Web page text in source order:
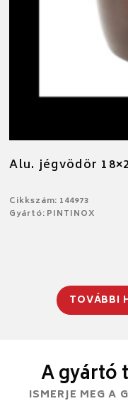
Alu. jégvödör
Cikkszám: 144973
Gyártó: PINTINOX
TOVÁBBI
A gyártó
ISMERJE MEG A